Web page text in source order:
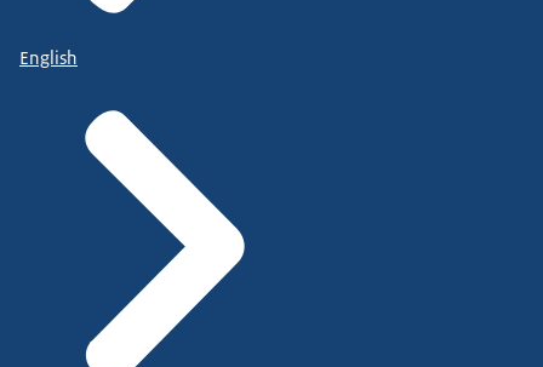
English